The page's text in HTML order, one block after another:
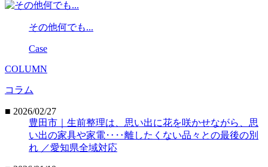
その他何でも...
Case
COLUMN
コラム
■ 2026/02/27
豊田市｜生前整理は、思い出に花を咲かせながら、思
い出の家具や家電‥‥離したくない品々との最後の別
れ ／愛知県全域対応